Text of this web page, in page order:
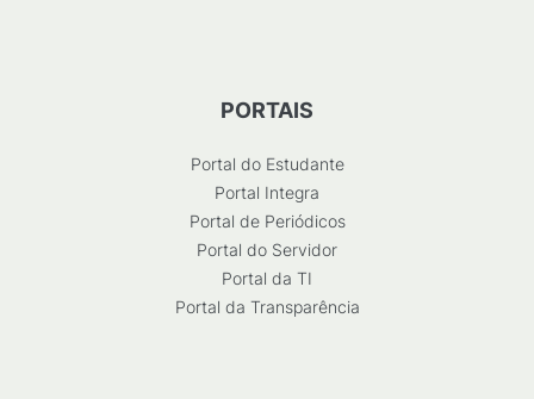
PORTAIS
Portal do Estudante
Portal Integra
Portal de Periódicos
Portal do Servidor
Portal da TI
Portal da Transparência